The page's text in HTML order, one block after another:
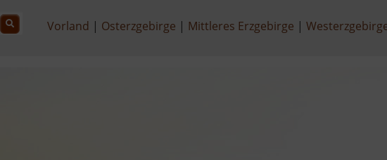
Vorland Osterzgebirge Mittleres Erzgebirge